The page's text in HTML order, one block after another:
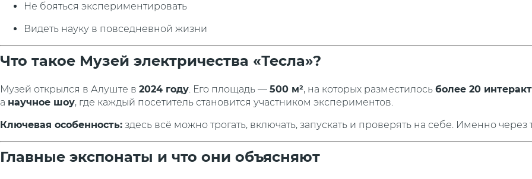
Не бояться экспериментировать
Видеть науку в повседневной жизни
Что такое Музей электричества «Тесла»?
Музей открылся в Алуште в 2024 году. Его площадь — 500 м², на которых разместилось более 20
а научное шоу, где каждый посетитель становится участником экспериментов.
Ключевая особенность: здесь всё можно трогать, включать, запускать и проверять на себе. Именно
Главные экспонаты и что они объясняют